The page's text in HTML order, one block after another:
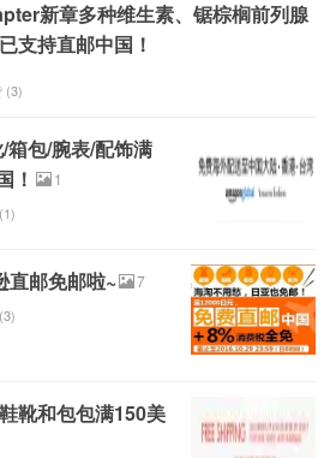
新章多种维生素、锯棕榈前列腺
支持直邮中国！
(3)
箱包/腕表/配饰满
！
1
1)
直邮免邮啦~ 7
3)
靴和包包满150美